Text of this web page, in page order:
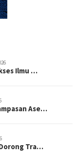
Ilmu …
Ase…
Dorong Tra…